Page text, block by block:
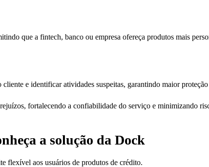
que a fintech, banco ou empresa ofereça produtos mais
e identificar atividades suspeitas, garantindo maior
fortalecendo a confiabilidade do serviço e minimizando
a solução da Dock
flexível aos usuários de produtos de crédito.